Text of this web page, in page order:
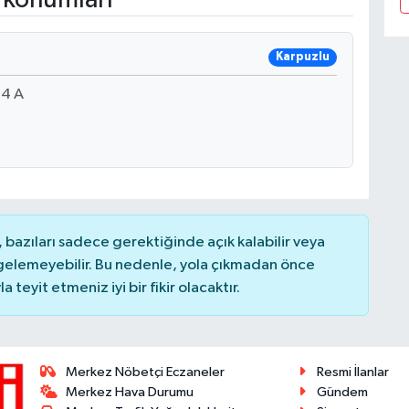
Karpuzlu
A
sadece gerektiğinde açık kalabilir veya
Bu nedenle, yola çıkmadan önce
teyit etmeniz iyi bir fikir olacaktır.
Merkez Nöbetçi Eczaneler
Merkez Hava Durumu
Resmi İlanlar
Gündem